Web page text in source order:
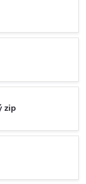
zip